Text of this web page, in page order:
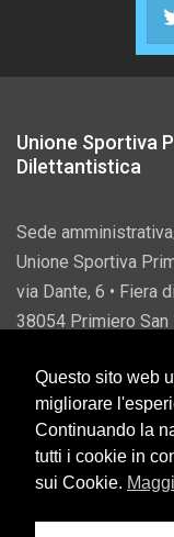
Unione Sportiva
Dilettantistica
Sede
Unione Sportiva
via Dante, 6 • Fiera
38054 Primiero
Vantaggi
Questo sito web
migliorare
Continuando la
tutti i cookie in
sui Cookie.